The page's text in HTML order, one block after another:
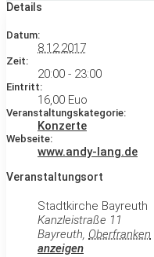
Details
Datum:
8.12.2017
Zeit:
20:00 - 23:00
Eintritt:
16,00 Euo
Veranstaltungskategorie:
Konzerte
Webseite:
www.andy-lang.de
Veranstaltungsort
Stadtkirche Bayreuth
Kanzleistraße 11
Bayreuth, Oberfranken
anzeigen